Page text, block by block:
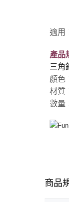
適用
產品
三角
顏色
材質
數量
商品